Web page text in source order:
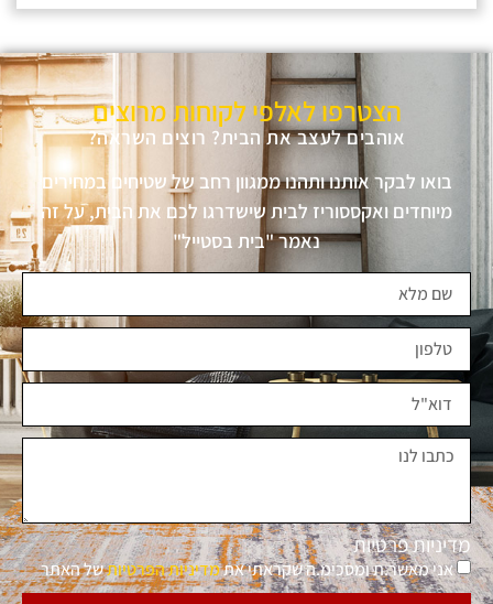
הצטרפו לאלפי לקוחות מרוצים
אוהבים לעצב את הבית? רוצים השראה?
בואו לבקר אותנו ותהנו ממגוון רחב של שטיחים במחירים
מיוחדים ואקססוריז לבית שישדרגו לכם את הבית, על זה
נאמר "בית בסטייל"
מדיניות פרטיות
אני מאשר.ת ומסכימ.ה שקראתי אתמדיניות הפרטיותשל האתר